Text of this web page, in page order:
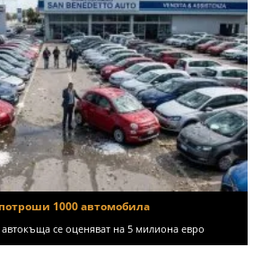
1000 автомобила
автокъща се оценяват на 5 милиона евро